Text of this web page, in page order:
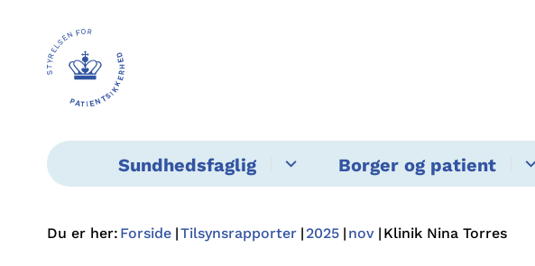
Sundhedsfaglig Borger og patient
Du er her: Forside Tilsynsrapporter 2025 nov Klinik Nina Torres